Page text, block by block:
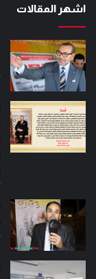
اشهر المقالات